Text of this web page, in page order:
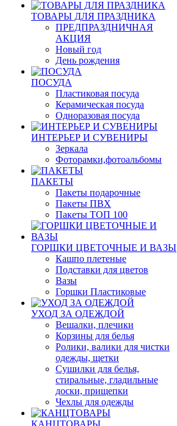
ТОВАРЫ ДЛЯ ПРАЗДНИКА
ПРЕДПРАЗДНИЧНАЯ
АКЦИЯ
Новый год
День рождения
ПОСУДА
Пластиковая посуда
Керамическая посуда
Одноразовая посуда
ИНТЕРЬЕР И СУВЕНИРЫ
Зеркала
Фоторамки,фотоальбомы
ПАКЕТЫ
Пакеты подарочные
Пакеты ПВХ
Пакеты ТОП 100
ГОРШКИ ЦВЕТОЧНЫЕ И ВАЗЫ
Кашпо плетеные
Подставки для цветов
Вазы
Горшки Пластиковые
УХОД ЗА ОДЕЖДОЙ
Вешалки, плечики
Корзины для белья
Ролики, валики для чистки
одежды, щетки
Сушилки для белья,
стиральные, гладильные
доски, прищепки
Чехлы для одежды
КАНЦТОВАРЫ